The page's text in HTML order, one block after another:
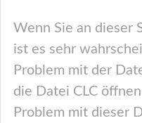
Wenn Sie an dieser
ist es sehr
Problem mit der
die Datei CLC
Problem mit dieser